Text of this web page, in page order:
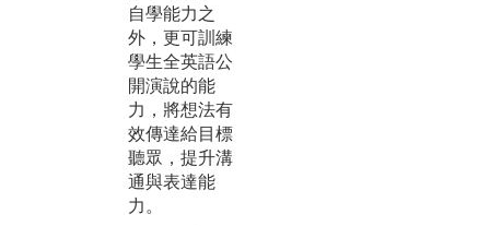
自學能力之
外，更可訓練
學生全英語公
開演說的能
力，將想法有
效傳達給目標
聽眾，提升溝
通與表達能
力。